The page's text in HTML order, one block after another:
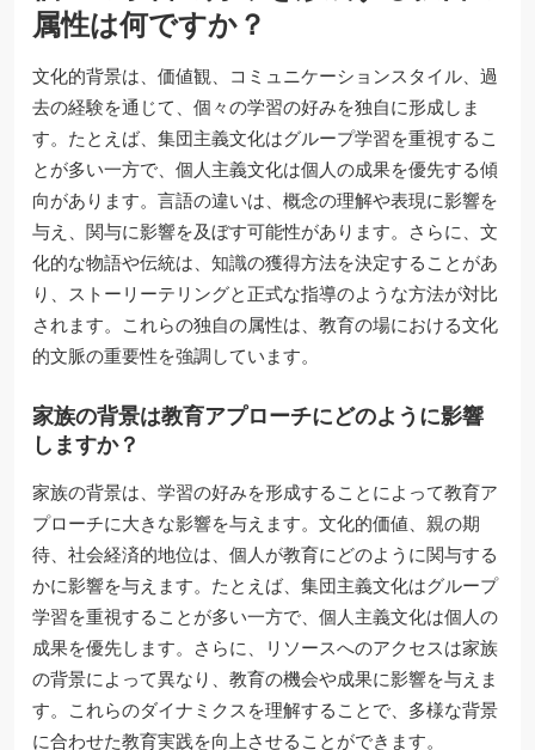
属性は何ですか？
文化的背景は、価値観、コミュニケーションスタイル、過
去の経験を通じて、個々の学習の好みを独自に形成しま
す。たとえば、集団主義文化はグループ学習を重視するこ
とが多い一方で、個人主義文化は個人の成果を優先する傾
向があります。言語の違いは、概念の理解や表現に影響を
与え、関与に影響を及ぼす可能性があります。さらに、文
化的な物語や伝統は、知識の獲得方法を決定することがあ
り、ストーリーテリングと正式な指導のような方法が対比
されます。これらの独自の属性は、教育の場における文化
的文脈の重要性を強調しています。
家族の背景は教育アプローチにどのように影響
しますか？
家族の背景は、学習の好みを形成することによって教育ア
プローチに大きな影響を与えます。文化的価値、親の期
待、社会経済的地位は、個人が教育にどのように関与する
かに影響を与えます。たとえば、集団主義文化はグループ
学習を重視することが多い一方で、個人主義文化は個人の
成果を優先します。さらに、リソースへのアクセスは家族
の背景によって異なり、教育の機会や成果に影響を与えま
す。これらのダイナミクスを理解することで、多様な背景
に合わせた教育実践を向上させることができます。